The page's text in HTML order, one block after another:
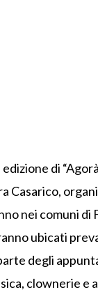
di
Casarico,
nei comuni di
ubicati
degli
clownerie